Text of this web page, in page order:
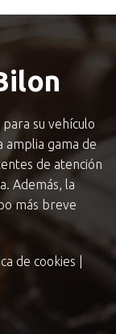
su vehículo
amplia gama de
de atención
Además, la
más breve
de cookies